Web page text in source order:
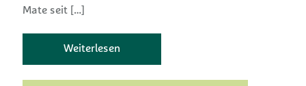
Mate seit […]
Weiterlesen